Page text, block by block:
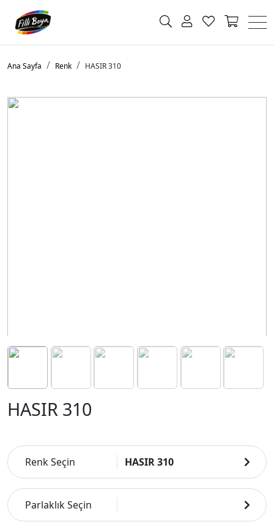
Ana Sayfa Renk HASIR 310
HASIR 310
Renk Seçin HASIR 310
Parlaklık Seçin